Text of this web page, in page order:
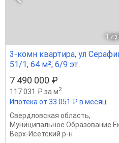
1 из
3-комн квартира, ул
51/1, 64 м², 6/9 эт.
7 490 000 ₽
117 031 ₽ за м2
Ипотека от 33 051 ₽ в месяц
Свердловская область,
Муниципальное Образование
Верх-Исетский р-н